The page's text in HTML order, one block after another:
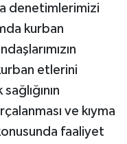
denetimlerimizi
kurban
etlerini
ve kıyma
faaliyet